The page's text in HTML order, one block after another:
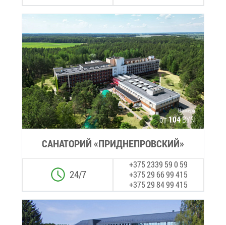
Но­ме­ра
от104BYN
СА­НА­ТО­РИЙ «ПРИ­ДНЕ­ПРОВ­СКИЙ»
+375 2339 59 0 59
+375 29 66 99 415
+375 29 84 99 415
24/7